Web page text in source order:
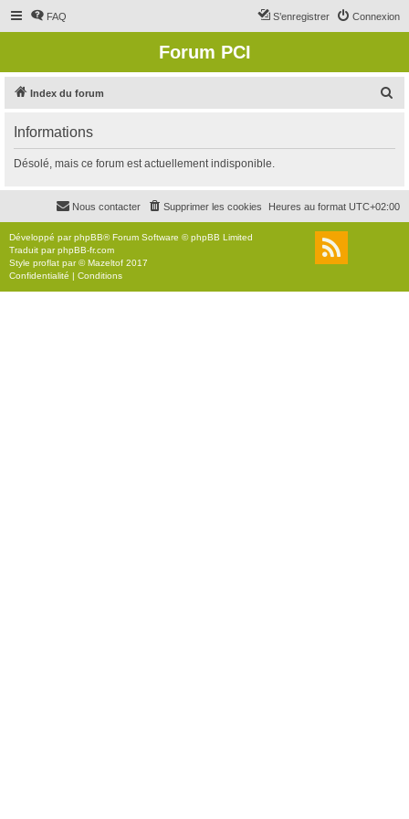
FAQ Connexion
S’enregistrer
Forum PCI
Index du forum
r
c
r
Informations
Désolé, mais ce forum est actuellement indisponible.
Heures au format UTC+02:00
Supprimer les cookies
Nous contacter
Développé parphpBB® Forum Software © phpBB Limited
Traduit parphpBB-fr.com
Style proflat par ©Mazeltof 2017
Confidentialité | Conditions